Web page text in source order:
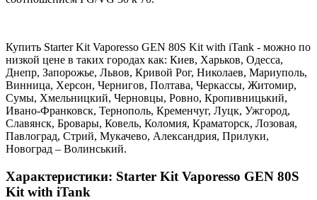
Купить Starter Kit Vaporesso GEN 80S Kit with iTank - можно по
низкой цене в таких городах как: Киев, Харьков, Одесса,
Днепр, Запорожье, Львов, Кривой Рог, Николаев, Мариуполь,
Винница, Херсон, Чернигов, Полтава, Черкассы, Житомир,
Сумы, Хмельницкий, Черновцы, Ровно, Кропивницький,
Ивано-Франковск, Тернополь, Кременчуг, Луцк, Ужгород,
Славянск, Бровары, Ковель, Коломия, Краматорск, Лозовая,
Павлоград, Стрий, Мукачево, Александрия, Прилуки,
Новоград – Волинський.
Характеристики: Starter Kit Vaporesso GEN 80S
Kit with iTank